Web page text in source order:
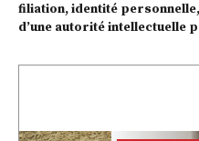
filiation, identité
d’une autorité intellectuelle